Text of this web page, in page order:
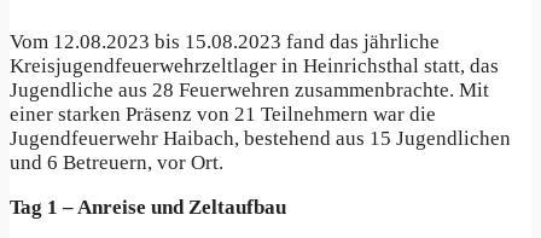
Vom 12.08.2023 bis 15.08.2023 fand das jährliche
Kreisjugendfeuerwehrzeltlager in Heinrichsthal statt, das
Jugendliche aus 28 Feuerwehren zusammenbrachte. Mit
einer starken Präsenz von 21 Teilnehmern war die
Jugendfeuerwehr Haibach, bestehend aus 15 Jugendlichen
und 6 Betreuern, vor Ort.
Tag 1 – Anreise und Zeltaufbau